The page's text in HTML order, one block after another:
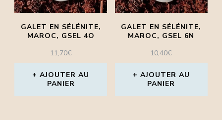
GALET EN SÉLÉNITE,
MAROC, GSEL 4O
11,70€
AJOUTER AU
PANIER
GALET EN SÉLÉNITE,
MAROC, GSEL 6N
10,40€
AJOUTER AU
PANIER